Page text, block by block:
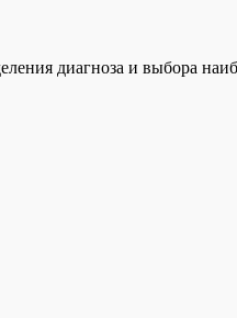
диагноза и выбора